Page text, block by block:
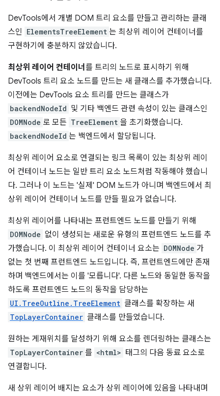
DevTools에서 개별 DOM 트리 요소를 만들고 관리하는 클래
스인 ElementsTreeElement 는 최상위 레이어 컨테이너를
구현하기에 충분하지 않았습니다.
최상위 레이어 컨테이너 를 트리의 노드로 표시하기 위해
DevTools 트리 요소 노드를 만드는 새 클래스를 추가했습니다.
이전에는 DevTools 요소 트리를 만드는 클래스가
backendNodeId 및 기타 백엔드 관련 속성이 있는 클래스인
DOMNode 로 모든 TreeElement 을 초기화했습니다.
backendNodeId 는 백엔드에서 할당됩니다.
최상위 레이어 요소로 연결되는 링크 목록이 있는 최상위 레이
어 컨테이너 노드는 일반 트리 요소 노드처럼 작동해야 했습니
다. 그러나 이 노드는 '실제' DOM 노드가 아니며 백엔드에서 최
상위 레이어 컨테이너 노드를 만들 필요가 없습니다.
최상위 레이어를 나타내는 프런트엔드 노드를 만들기 위해
DOMNode 없이 생성되는 새로운 유형의 프런트엔드 노드를 추
가했습니다. 이 최상위 레이어 컨테이너 요소는 DOMNode 가
없는 첫 번째 프런트엔드 노드입니다. 즉, 프런트엔드에만 존재
하며 백엔드에서는 이를 '모릅니다'. 다른 노드와 동일한 동작을
하도록 프런트엔드 노드의 동작을 담당하는
UI.TreeOutline.TreeElement 클래스를 확장하는 새
TopLayerContainer 클래스를 만들었습니다.
원하는 게재위치를 달성하기 위해 요소를 렌더링하는 클래스는
TopLayerContainer 를 <html> 태그의 다음 동료 요소로
연결합니다.
새 상위 레이어 배지는 요소가 상위 레이어에 있음을 나타내며